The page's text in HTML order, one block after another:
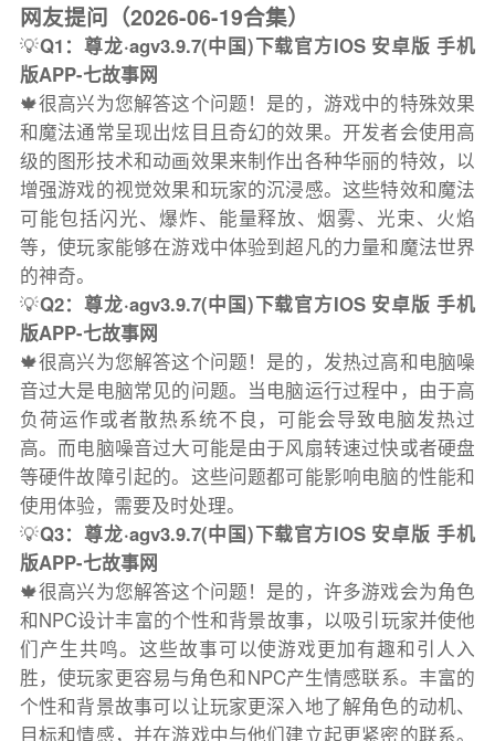
网友提问（2026-06-19合集）
💡Q1：尊龙·agv3.9.7(中国)下载官方IOS 安卓版 手机
版APP-七故事网
🍁很高兴为您解答这个问题！是的，游戏中的特殊效果
和魔法通常呈现出炫目且奇幻的效果。开发者会使用高
级的图形技术和动画效果来制作出各种华丽的特效，以
增强游戏的视觉效果和玩家的沉浸感。这些特效和魔法
可能包括闪光、爆炸、能量释放、烟雾、光束、火焰
等，使玩家能够在游戏中体验到超凡的力量和魔法世界
的神奇。
💡Q2：尊龙·agv3.9.7(中国)下载官方IOS 安卓版 手机
版APP-七故事网
🍁很高兴为您解答这个问题！是的，发热过高和电脑噪
音过大是电脑常见的问题。当电脑运行过程中，由于高
负荷运作或者散热系统不良，可能会导致电脑发热过
高。而电脑噪音过大可能是由于风扇转速过快或者硬盘
等硬件故障引起的。这些问题都可能影响电脑的性能和
使用体验，需要及时处理。
💡Q3：尊龙·agv3.9.7(中国)下载官方IOS 安卓版 手机
版APP-七故事网
🍁很高兴为您解答这个问题！是的，许多游戏会为角色
和NPC设计丰富的个性和背景故事，以吸引玩家并使他
们产生共鸣。这些故事可以使游戏更加有趣和引人入
胜，使玩家更容易与角色和NPC产生情感联系。丰富的
个性和背景故事可以让玩家更深入地了解角色的动机、
目标和情感，并在游戏中与他们建立起更紧密的联系。